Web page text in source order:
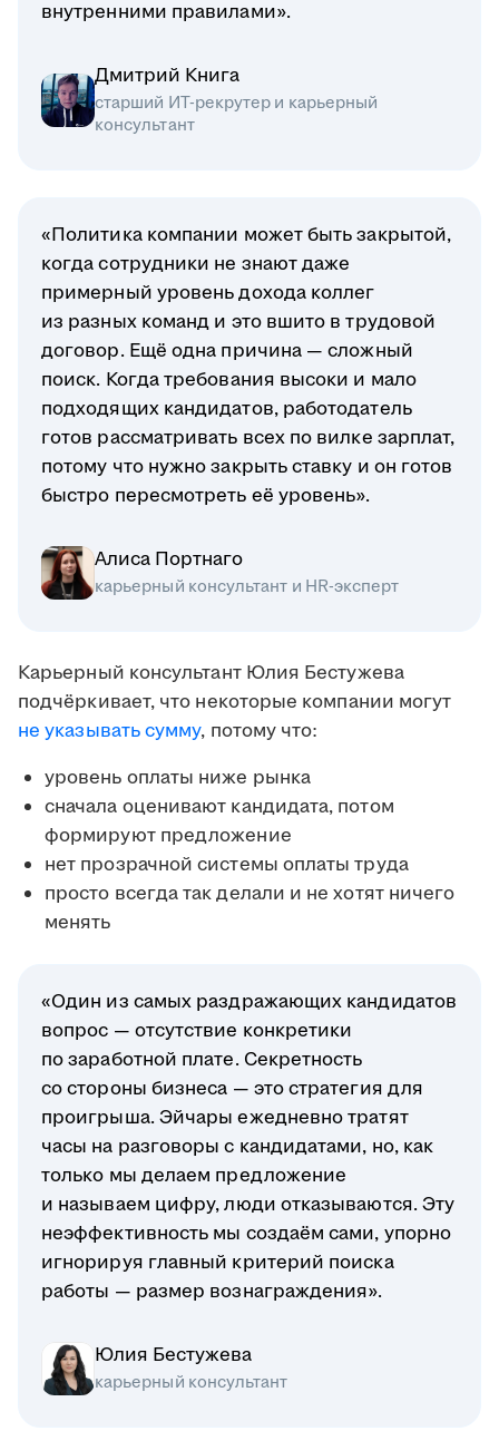
внутренними правилами».
Дмитрий Книга
старший ИТ-рекрутер и карьерный
консультант
«Политика компании может быть закрытой,
когда сотрудники не знают даже
примерный уровень дохода коллег
из разных команд и это вшито в трудовой
договор. Ещё одна причина — сложный
поиск. Когда требования высоки и мало
подходящих кандидатов, работодатель
готов рассматривать всех по вилке зарплат,
потому что нужно закрыть ставку и он готов
быстро пересмотреть её уровень».
Алиса Портнаго
карьерный консультант и HR-эксперт
Карьерный консультант Юлия Бестужева
подчёркивает, что некоторые компании могут
не указывать сумму, потому что:
уровень оплаты ниже рынка
сначала оценивают кандидата, потом
формируют предложение
нет прозрачной системы оплаты труда
просто всегда так делали и не хотят ничего
менять
«Один из самых раздражающих кандидатов
вопрос — отсутствие конкретики
по заработной плате. Секретность
со стороны бизнеса — это стратегия для
проигрыша. Эйчары ежедневно тратят
часы на разговоры с кандидатами, но, как
только мы делаем предложение
и называем цифру, люди отказываются. Эту
неэффективность мы создаём сами, упорно
игнорируя главный критерий поиска
работы — размер вознаграждения».
Юлия Бестужева
карьерный консультант